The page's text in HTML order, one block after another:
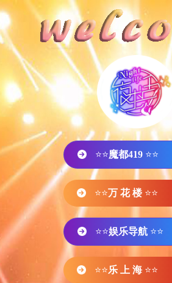
⭐⭐魔都419 ⭐⭐
⭐⭐万 花 楼 ⭐⭐
⭐⭐娱乐导航 ⭐⭐
⭐⭐乐 上 海 ⭐⭐